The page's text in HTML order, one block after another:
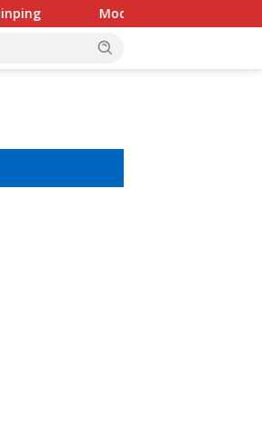
Modifikasi Ayla Vintage dan Gran Max